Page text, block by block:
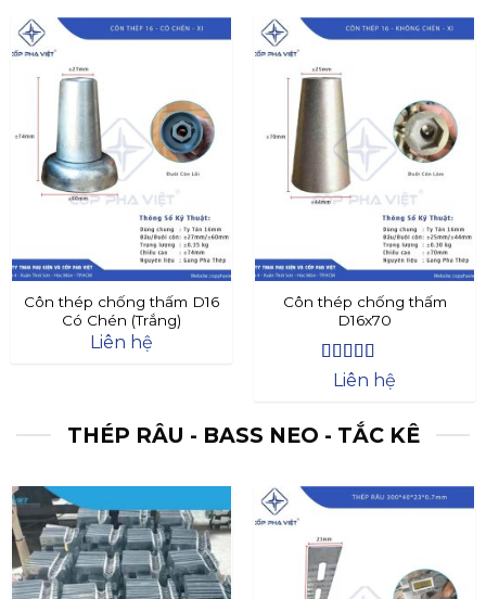
Côn thép chống thấm D16
Có Chén (Trắng)
Liên hệ
Côn thép chống thấm
D16x70
Được xếp
5
Liên hệ
THÉP RÂU - BASS NEO - TẮC KÊ